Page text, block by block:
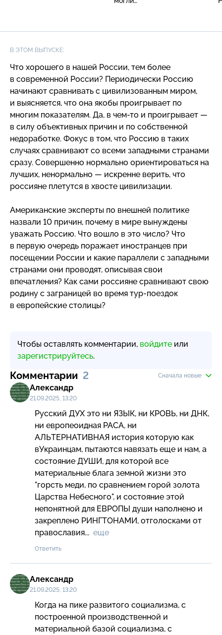
В ЭТОМ ВЫПУСКЕ:
Что хорошего в нашей России, тем более
в современной России? Периодически Россию
начинают сравнивать с цивилизованным миром,
и выясняется, что она якобы проигрывает по
многим показателям. Да, в чем-то и проигрывает —
в силу объективных причин и по собственной
недоработке. Фокус в том, что Россию в таких
случаях сравнивают со всеми западными странами
сразу. Совершенно нормально ориентироваться на
лучших, ненормально — искренне верить, что
россияне плетутся в хвосте цивилизации.
Американские эксперты по внешней политике
назвали 10 причин, почему в мире вынуждены
уважать Россию. Что вошло в это число? Что
в первую очередь поражает иностранцев при
посещении России и какие параллели с западными
странами они проводят, описывая свои
впечатления? Как сами россияне сравнивают свою
родину с заграницей во время тур-поездок
в европейские столицы?
Чтобы оставлять комментарии, войдите или
зарегистрируйтесь.
Комментарии 2 Сначала новые
Александр
21.09.2025, 13:20
Русский ДУХ это ни ЯЗЫК, ни КРОВЬ, ни ДНК,
ни европеоидная РАСА, ни
АЛЬТЕРНАТИВНАЯ история которую как
вУкраинцам, пытаются навязать еще и нам, а
состояние ДУШИ, для которой все
материальные блага земной жизни это
"горсть меди, по сравнением горой золота
Царства Небесного", и состояние этой
непонятной для ЕВРОПЫ души наполнено и
закреплено РИНГТОНАМИ, отголосками от
православия... еще
Ответить
Александр
21.09.2025, 13:20
Когда на пике развитого социализма, с
построенной производственной и
материальной базой социализма, с